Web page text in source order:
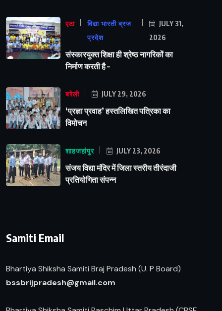
एटा
विद्या भारती ब्रज
प्रदेश
JULY 31,
2026
संस्कारयुक्त शिक्षा ही श्रेष्ठ नागरिकों का
निर्माण करती है –
बरेली JULY 29, 2026
‘प्रज्ञा प्रवाह’ हस्तलिखित पत्रिका का
विमोचन
शाहजहांपुर JULY 23, 2026
संजय विद्या मंदिर में जिला स्तरीय तीरंदाजी
प्रतियोगिता संपन्न
Samiti Email
Bhartiya Shiksha Samiti Braj Pradesh (U. P Board)
bssbrijpradesh@gmail.com